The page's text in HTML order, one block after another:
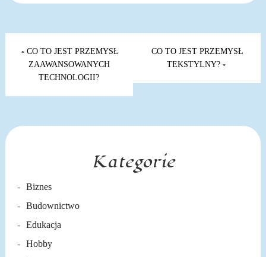
Nawigacja
wpisu
CO TO JEST PRZEMYSŁ
ZAAWANSOWANYCH
TECHNOLOGII?
CO TO JEST PRZEMYSŁ
TEKSTYLNY?
Kategorie
Biznes
Budownictwo
Edukacja
Hobby